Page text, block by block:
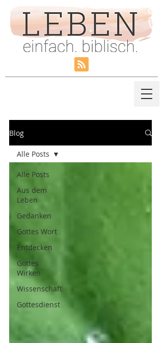
Blog
Alle Posts
Aus dem
Leben
Gedanken
Gottes Wort
Entdecken
Gottes
Wirken
Wissenschaft
Gottesdienst
Alle Posts